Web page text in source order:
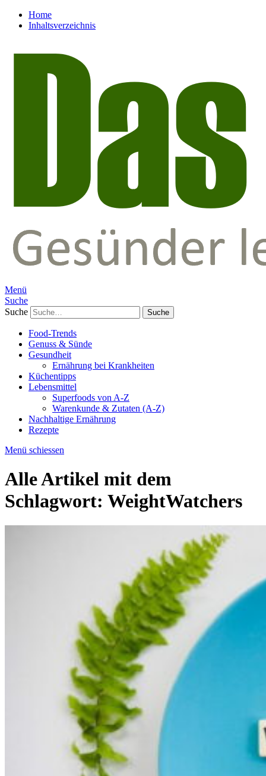
Home
Inhaltsverzeichnis
Menü
Suche
Suche
Food-Trends
Genuss & Sünde
Gesundheit
Ernährung bei Krankheiten
Küchentipps
Lebensmittel
Superfoods von A-Z
Warenkunde & Zutaten (A-Z)
Nachhaltige Ernährung
Rezepte
Menü schiessen
Alle Artikel mit dem
Schlagwort: WeightWatchers